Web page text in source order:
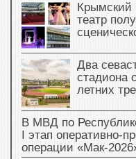
Крымский
театр
Два
стадиона
летних
В МВД по
I этап
операции